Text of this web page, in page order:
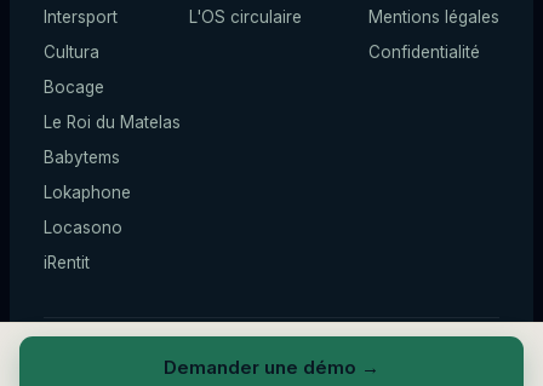
Intersport
Cultura
Bocage
Le Roi du Matelas
Babytems
Lokaphone
Locasono
iRentit
L'OS circulaire
Mentions légales
Confidentialité
Demander une démo →